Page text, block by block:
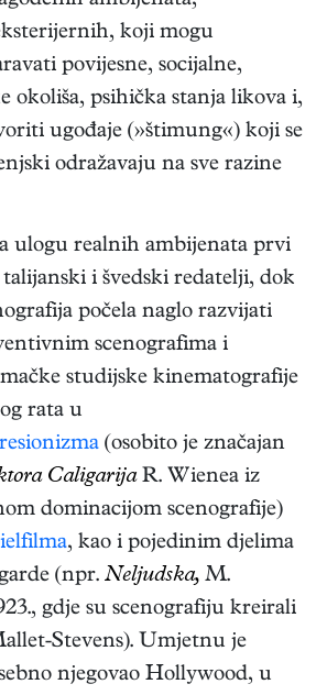
koji mogu
povijesne, socijalne,
okoliša, psihička stanja likova i,
ugođaje (»štimung«) koji se
odražavaju na sve razine
ulogu realnih ambijenata prvi
talijanski i švedski redatelji, dok
počela naglo razvijati
scenografima i
studijske kinematografije
rata u
(osobito je značajan
CaligarijaR. Wienea iz
dominacijom scenografije)
, kao i pojedinim djelima
(npr. Neljudska, M.
gdje su scenografiju kreirali
Stevens). Umjetnu je
njegovao Hollywood, u